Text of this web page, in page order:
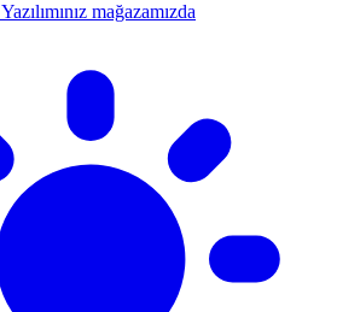
Yazılımınız mağazamızda